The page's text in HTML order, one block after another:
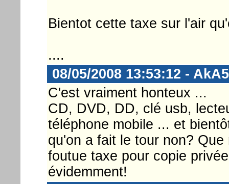
Bientot cette taxe sur l'air
....
08/05/2008 13:53:12 -
C'est vraiment honteux ...
CD, DVD, DD, clé usb,
téléphone mobile ... et
qu'on a fait le tour non?
foutue taxe pour copie
évidemment!